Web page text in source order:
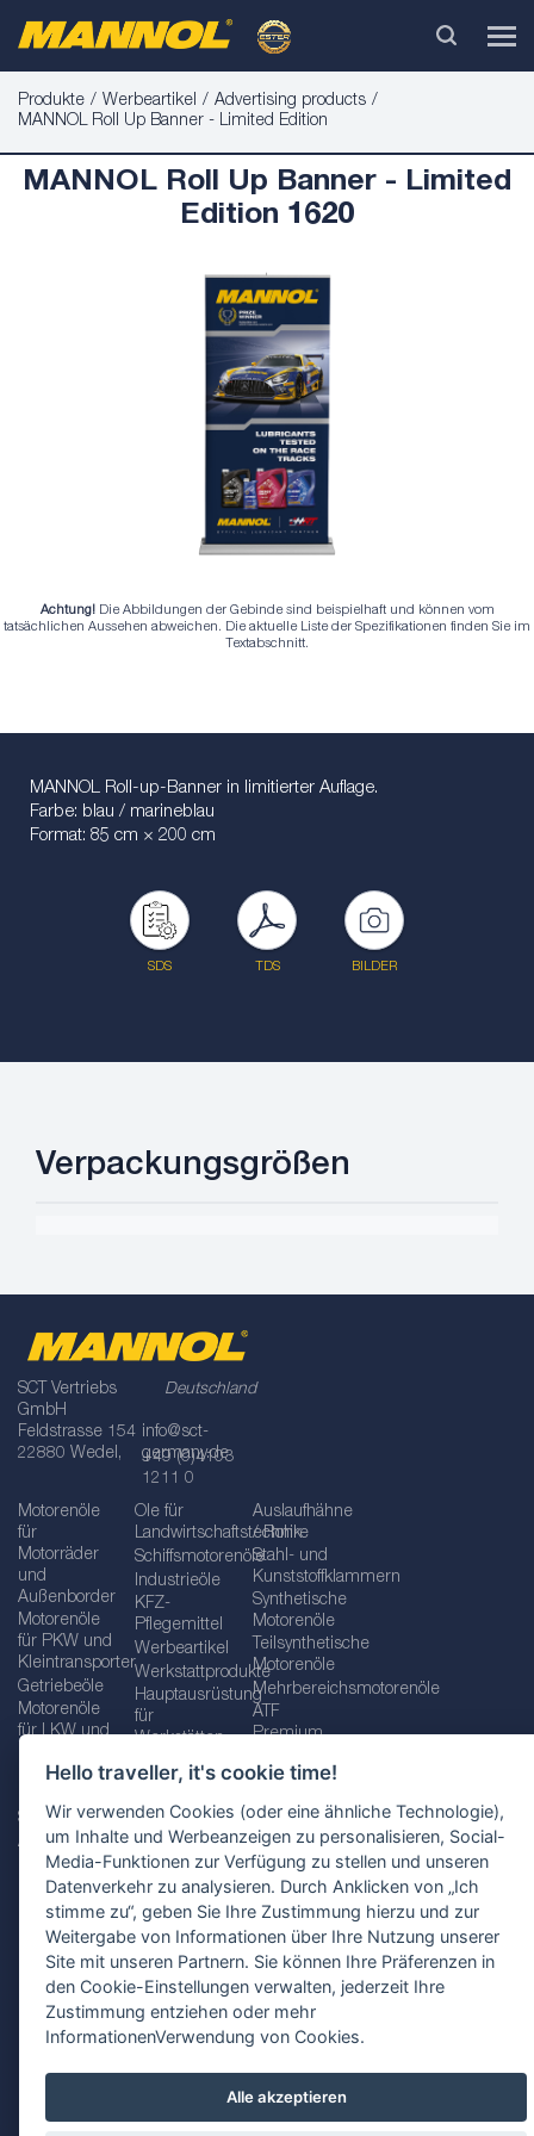
Hello traveller, it's cookie time!
Wir verwenden Cookies (oder eine ähnliche Technologie),
um Inhalte und Werbeanzeigen zu personalisieren, Social-
Media-Funktionen zur Verfügung zu stellen und unseren
Datenverkehr zu analysieren. Durch Anklicken von „Ich
stimme zu“, geben Sie Ihre Zustimmung hierzu und zur
Weitergabe von Informationen über Ihre Nutzung unserer
Site mit unseren Partnern. Sie können Ihre Präferenzen in
den Cookie-Einstellungen verwalten, jederzeit Ihre
Zustimmung entziehen oder mehr
InformationenVerwendung von Cookies.
Alle akzeptieren
Produkte Werbeartikel
Advertising products
MANNOL Roll Up Banner - Limited Edition
MANNOL Roll Up Banner - Limited
Edition 1620
Achtung! Die Abbildungen der Gebinde sind beispielhaft und können vom
tatsächlichen Aussehen abweichen. Die aktuelle Liste der Spezifikationen finden Sie im
Textabschnitt.
MANNOL Roll-up-Banner in limitierter Auflage.
Farbe: blau / marineblau
Format: 85 cm × 200 cm
SDS TDS BILDER
Verpackungsgrößen
SCT Vertriebs
GmbH
Feldstrasse 154
22880 Wedel,
Deutschland
info@sct-
germany.de
+49 (0)4103
1211 0
Motorenöle
für
Motorräder
und
Außenborder
Motorenöle
für PKW und
Kleintransporter
Getriebeöle
Motorenöle
für LKW und
Betriebs-
Serviceflüssigkeiten
Additive
Fette
Öle für
Landwirtschaftstechnik
Schiffsmotorenöle
Industrieöle
KFZ-
Pflegemittel
Werbeartikel
Werkstattprodukte
Hauptausrüstung
für
Werkstätten
Schraubenschlüssel
und
Schraubenschlüsselsätze
Zusätzliche
Werkzeuge
für
Werkstätten
Auslaufhähne
/ Rohre
Stahl- und
Kunststoffklammern
Synthetische
Motorenöle
Teilsynthetische
Motorenöle
Mehrbereichsmotorenöle
ATF
Premium
Öle für
Getriebeöle
Impressum AGB
Datenschutzbestimmungen Standortauswahl